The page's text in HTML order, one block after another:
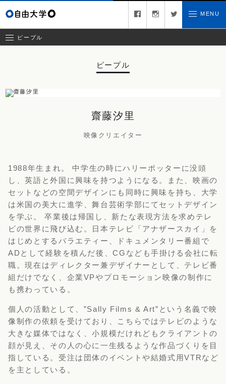
お問い合わせfacebook instagram twitter MENU
ピープル
ピープル
齋藤汐里
映像クリエイター
1988年生まれ。 中学生の時にハリーポッターに没頭
し、英語と外国に興味を持つようになる。また、映画の
セットなどの空間デザインにも同時に興味を持ち、大学
は米国の美大に進学、舞台芸術学部にてセットデザイン
を学ぶ。 卒業後は帰国し、新たな表現方法を求めテレ
ビの世界に飛び込む。日本テレビ「アナザースカイ」を
はじめとするバラエティー、ドキュメンタリー番組で
ADとして経験を積んだ後、CGなども手掛ける会社に転
職。現在はディレクター兼デザイナーとして、テレビ番
組だけでなく、企業VPやプロモーション映像の制作に
も携わっている。
個人の活動として、”Sally Films & Art”という名義で映
像制作の依頼を受けており、こちらではテレビのような
大きな媒体ではなく、小規模だけれどもクライアントの
顔が見え、その人の心に一生残るような作品づくりを目
指している。受注は団体のイベントや結婚式用VTRなど
を主としている。